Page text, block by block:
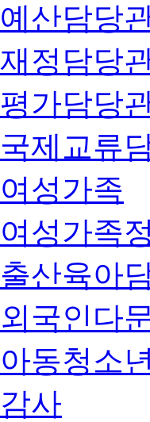
예산담당
재정담당
평가담당
국제교류
여성가족
여성가족
출산육아
외국인다
아동청소
감사